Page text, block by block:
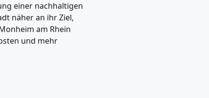
einer nachhaltigen
näher an ihr Ziel,
am Rhein
und mehr